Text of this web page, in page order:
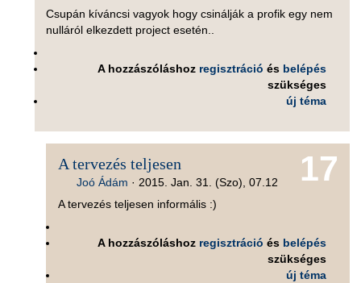
Csupán kíváncsi vagyok hogy csinálják a profik egy nem
nulláról elkezdett project esetén..
A hozzászóláshoz regisztráció és belépés
szükséges
új téma
17
A tervezés teljesen
Joó Ádám ·2015. Jan. 31. (Szo), 07.12
A tervezés teljesen informális :)
A hozzászóláshoz regisztráció és belépés
szükséges
új téma